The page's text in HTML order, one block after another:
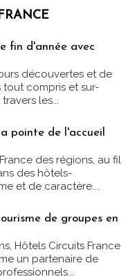
fin d'année avec
découvertes et de
tout compris et sur-
les...
pointe de l'accueil
des régions, au fil
des hôtels-
et de caractère....
de groupes en
Hôtels Circuits France
un partenaire de